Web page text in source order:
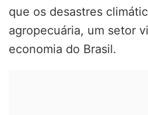
que os desastres
agropecuária, um setor
economia do Brasil.